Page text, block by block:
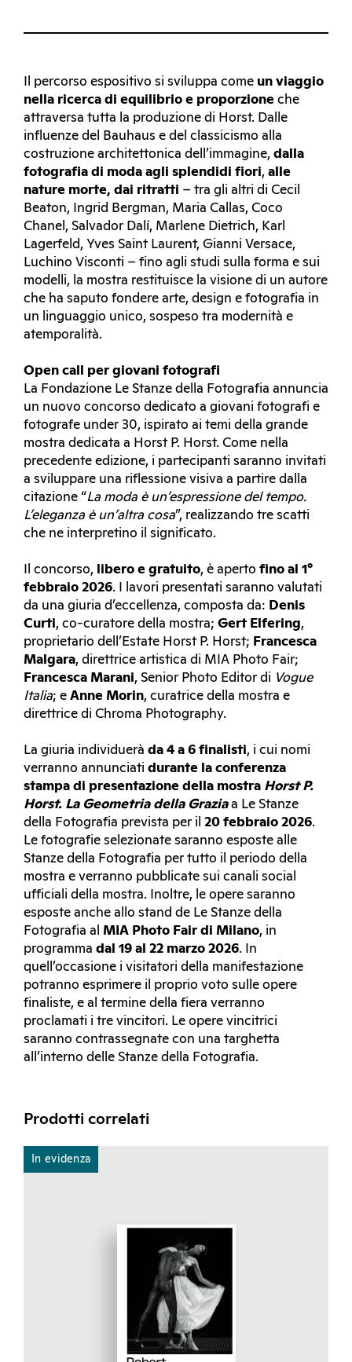
Il percorso espositivo si sviluppa come un viaggio
nella ricerca di equilibrio e proporzione che
attraversa tutta la produzione di Horst. Dalle
influenze del Bauhaus e del classicismo alla
costruzione architettonica dell’immagine, dalla
fotografia di moda agli splendidi fiori, alle
nature morte, dai ritratti – tra gli altri di Cecil
Beaton, Ingrid Bergman, Maria Callas, Coco
Chanel, Salvador Dalí, Marlene Dietrich, Karl
Lagerfeld, Yves Saint Laurent, Gianni Versace,
Luchino Visconti – fino agli studi sulla forma e sui
modelli, la mostra restituisce la visione di un autore
che ha saputo fondere arte, design e fotografia in
un linguaggio unico, sospeso tra modernità e
atemporalità.
Open call per giovani fotografi
La Fondazione Le Stanze della Fotografia annuncia
un nuovo concorso dedicato a giovani fotografi e
fotografe under 30, ispirato ai temi della grande
mostra dedicata a Horst P. Horst. Come nella
precedente edizione, i partecipanti saranno invitati
a sviluppare una riflessione visiva a partire dalla
citazione “La moda è un’espressione del tempo.
L’eleganza è un’altra cosa”, realizzando tre scatti
che ne interpretino il significato.
Il concorso, libero e gratuito, è aperto fino al 1°
febbraio 2026. I lavori presentati saranno valutati
da una giuria d’eccellenza, composta da: Denis
Curti, co-curatore della mostra; Gert Elfering,
proprietario dell’Estate Horst P. Horst; Francesca
Malgara, direttrice artistica di MIA Photo Fair;
Francesca Marani, Senior Photo Editor di Vogue
Italia; e Anne Morin, curatrice della mostra e
direttrice di Chroma Photography.
La giuria individuerà da 4 a 6 finalisti, i cui nomi
verranno annunciati durante la conferenza
stampa di presentazione della mostra Horst P.
Horst. La Geometria della Graziaa Le Stanze
della Fotografia prevista per il 20 febbraio 2026.
Le fotografie selezionate saranno esposte alle
Stanze della Fotografia per tutto il periodo della
mostra e verranno pubblicate sui canali social
ufficiali della mostra. Inoltre, le opere saranno
esposte anche allo stand de Le Stanze della
Fotografia al MIA Photo Fair di Milano, in
programma dal 19 al 22 marzo 2026. In
quell’occasione i visitatori della manifestazione
potranno esprimere il proprio voto sulle opere
finaliste, e al termine della fiera verranno
proclamati i tre vincitori. Le opere vincitrici
saranno contrassegnate con una targhetta
all’interno delle Stanze della Fotografia.
Prodotti correlati
In evidenza